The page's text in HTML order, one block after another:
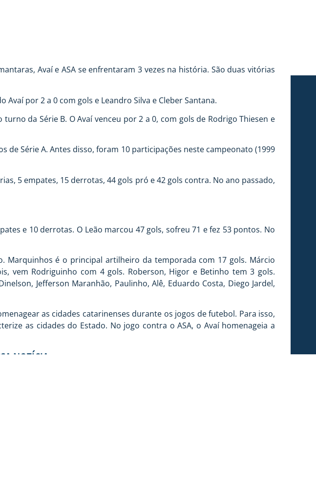
Avaí e ASA se enfrentaram 3 vezes na história. São duas vitórias
Avaí por 2 a 0 com gols e Leandro Silva e Cleber Santana.
da Série B. O Avaí venceu por 2 a 0, com gols de Rodrigo Thiesen e
de Série A. Antes disso, foram 10 participações neste campeonato (1999
5 empates, 15 derrotas, 44 gols pró e 42 gols contra. No ano passado,
e 10 derrotas. O Leão marcou 47 gols, sofreu 71 e fez 53 pontos. No
Marquinhos é o principal artilheiro da temporada com 17 gols. Márcio
vem Rodriguinho com 4 gols. Roberson, Higor e Betinho tem 3 gols.
Jefferson Maranhão, Paulinho, Alê, Eduardo Costa, Diego Jardel,
as cidades catarinenses durante os jogos de futebol. Para isso,
as cidades do Estado. No jogo contra o ASA, o Avaí homenageia a
NOTÍCIA